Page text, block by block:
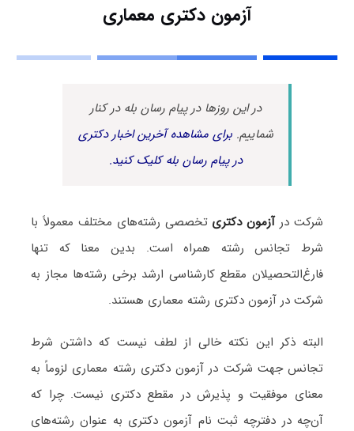
آزمون دکتری معماری
در این روزها در پیام رسان بله در کنار
شماییم.برای مشاهده آخرین اخبار دکتری
در پیام رسان بله کلیک کنید.
شرکت درآزمون دکتری تخصصی رشته‌های مختلف معمولاً با
شرط تجانس رشته همراه است. بدین معنا که تنها
فارغ‌التحصیلان مقطع کارشناسی ارشد برخی رشته‌ها مجاز به
شرکت در آزمون دکتری رشته معماری هستند.
البته ذکر این نکته خالی از لطف نیست که داشتن شرط
تجانس جهت شرکت در آزمون دکتری رشته معماری لزوماً به
معنای موفقیت و پذیرش در مقطع دکتری نیست. چرا که
آن‌چه در دفترچه ثبت نام آزمون دکتری به عنوان رشته‌های